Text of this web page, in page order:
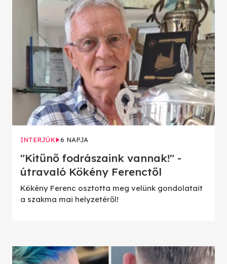
INTERJÚK 6 NAPJA
"Kitűnő fodrászaink vannak!" -
útravaló Kökény Ferenctől
Kökény Ferenc osztotta meg velünk gondolatait
a szakma mai helyzetéről!